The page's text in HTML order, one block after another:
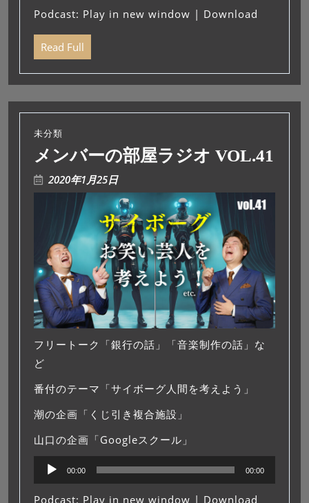
プ
ー
ヤ
Podcast: Play in new window | Download
Read Full
未分類
メンバーの部屋ラジオ VOL.41
2020年1月25日
フリートーク「銀行の話」「音楽制作の話」な
ど
番付のテーマ「サイボーグ人間を考えよう」
潮の企画「くじ引き複合施設」
山口の企画「Googleスクール」
プ
00:00 00:00
Podcast: Play in new window | Download